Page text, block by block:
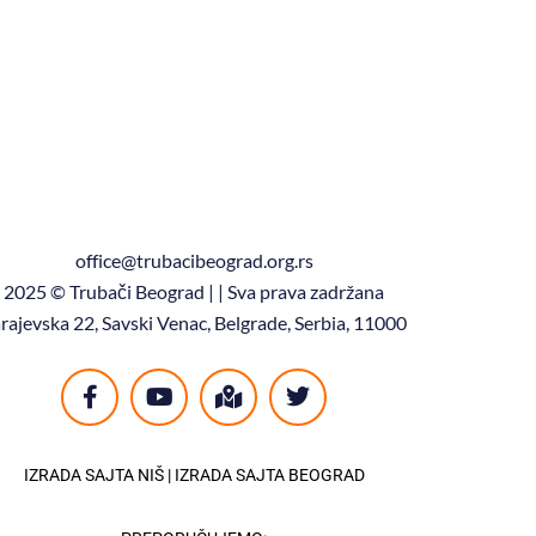
office@trubacibeograd.org.rs
2025 © Trubači Beograd | | Sva prava zadržana
22, Savski Venac, Belgrade, Serbia, 11000
IZRADA SAJTA NIŠ| IZRADA SAJTA BEOGRAD